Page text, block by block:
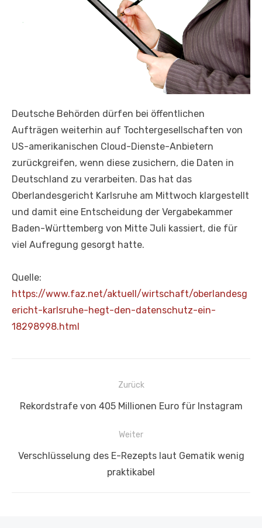
Deutsche Behörden dürfen bei öffentlichen
Aufträgen weiterhin auf Tochtergesellschaften von
US-amerikanischen Cloud-Dienste-Anbietern
zurückgreifen, wenn diese zusichern, die Daten in
Deutschland zu verarbeiten. Das hat das
Oberlandesgericht Karlsruhe am Mittwoch klargestellt
und damit eine Entscheidung der Vergabekammer
Baden-Württemberg von Mitte Juli kassiert, die für
viel Aufregung gesorgt hatte.
Quelle:
https://www.faz.net/aktuell/wirtschaft/oberlandesg
ericht-karlsruhe-hegt-den-datenschutz-ein-
18298998.html
Beitragsnavigation
Zurück
Vorheriger
Rekordstrafe von 405 Millionen Euro für Instagram
Weiter
Nächster
Verschlüsselung des E-Rezepts laut Gematik wenig
praktikabel